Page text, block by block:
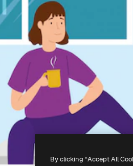
By clicking “Accept All